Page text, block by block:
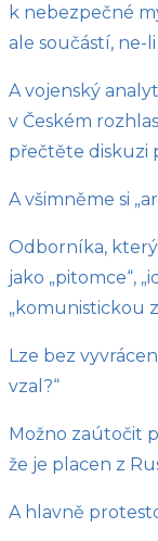
k nebezpečné
ale součástí,
A vojenský
v Českém
přečtěte diskuzi
A všimněme si
Odborníka,
jako „pitomce“,
„komunistickou
Lze bez
vzal?“
Možno zaútočit
že je placen z
A hlavně